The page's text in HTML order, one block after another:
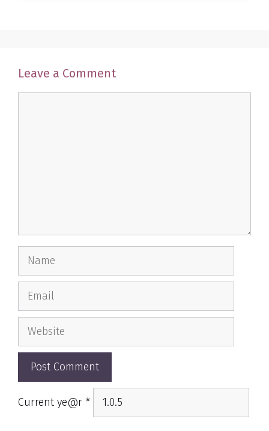
Leave a Comment
Name
Email
Website
Current ye@r *